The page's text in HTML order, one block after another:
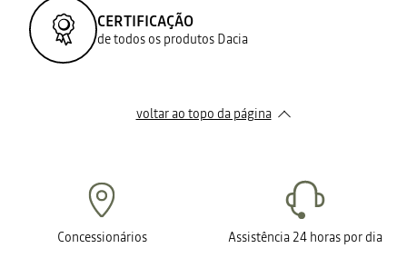
CERTIFICAÇÃO
de todos os produtos Dacia
voltar ao topo da página
Concessionários Assistência 24 horas por dia